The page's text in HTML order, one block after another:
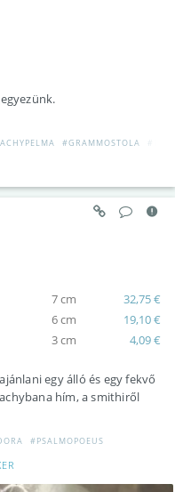
#GRAMMOSTOLA
7 cm
32,75 €
6 cm
19,10 €
3 cm 4,09 €
egy álló és egy fekvő
hím, a smithiről
#PSALMOPOEUS